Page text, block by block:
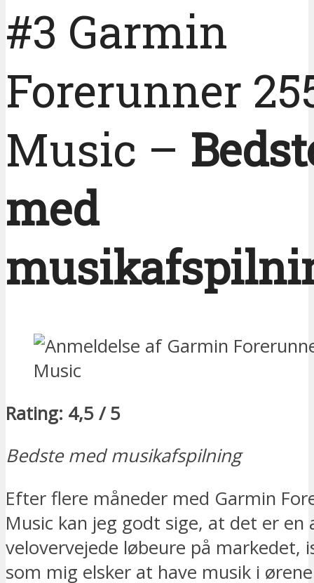
#3 Garmin
Forerunner
Music –
med
Rating: 4,5 / 5
Bedste med musikafspilning
Efter flere måneder med Garmin
Music kan jeg godt sige, at det er en
velovervejede løbeure på markedet,
som mig elsker at have musik i